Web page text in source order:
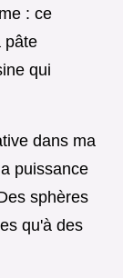
: ce
pâte
qui
dans ma
puissance
sphères
qu'à des